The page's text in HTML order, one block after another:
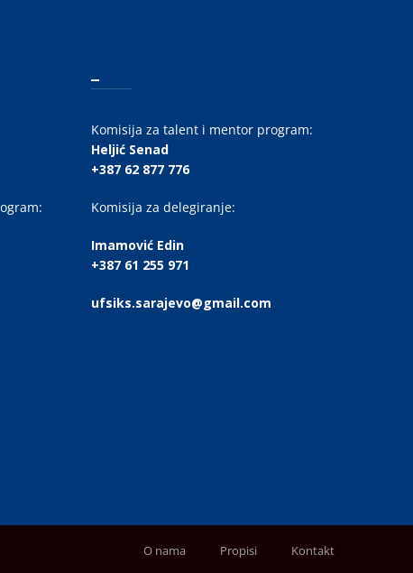
Komisija za talent i mentor program:
Heljić Senad
+387 62 877 776
Komisija za delegiranje:
Imamović Edin
+387 61 255 971
ufsiks.sarajevo@gmail.com
O nama Propisi Kontakt